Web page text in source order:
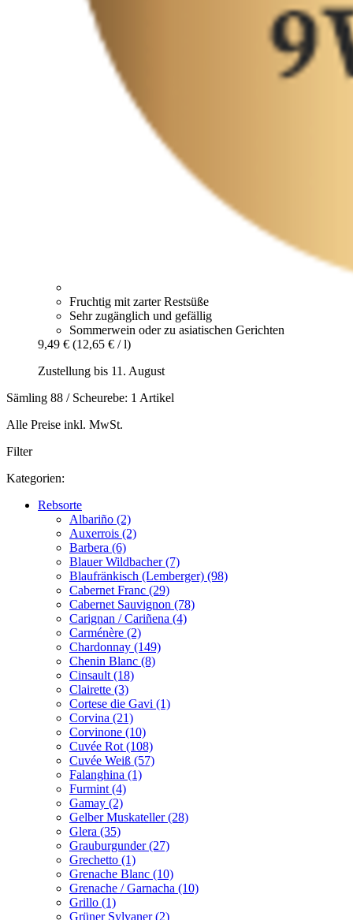
Fruchtig mit zarter Restsüße
Sehr zugänglich und gefällig
Sommerwein oder zu asiatischen Gerichten
9,49 € (12,65 € / l)
Zustellung bis 11. August
Sämling 88 / Scheurebe: 1 Artikel
Alle Preise inkl. MwSt.
Filter
Kategorien:
Rebsorte
Albariño (2)
Auxerrois (2)
Barbera (6)
Blauer Wildbacher (7)
Blaufränkisch (Lemberger) (98)
Cabernet Franc (29)
Cabernet Sauvignon (78)
Carignan / Cariñena (4)
Carménère (2)
Chardonnay (149)
Chenin Blanc (8)
Cinsault (18)
Clairette (3)
Cortese die Gavi (1)
Corvina (21)
Corvinone (10)
Cuvée Rot (108)
Cuvée Weiß (57)
Falanghina (1)
Furmint (4)
Gamay (2)
Gelber Muskateller (28)
Glera (35)
Grauburgunder (27)
Grechetto (1)
Grenache Blanc (10)
Grenache / Garnacha (10)
Grillo (1)
Grüner Sylvaner (2)